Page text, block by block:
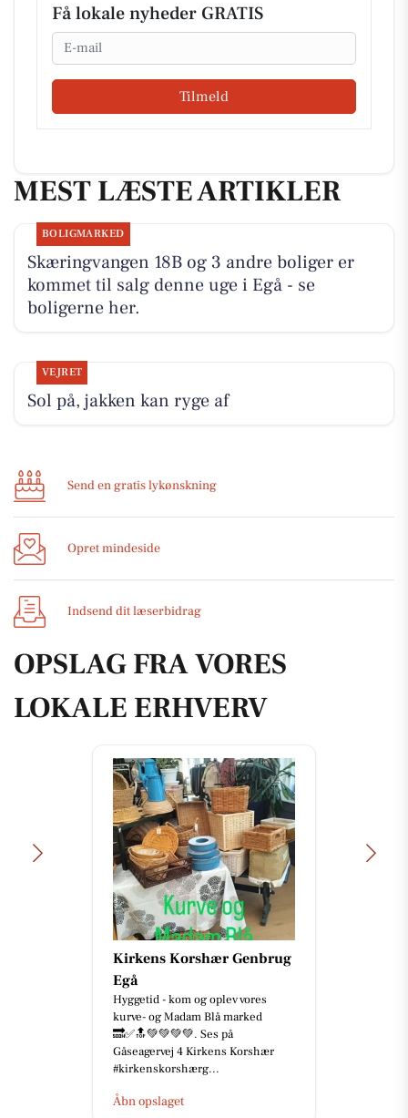
Få lokale nyheder GRATIS
Email
Tilmeld
MEST LÆSTE ARTIKLER
BOLIGMARKED
Skæringvangen 18B og 3 andre boliger er
kommet til salg denne uge i Egå - se
boligerne her.
VEJRET
Sol på, jakken kan ryge af
Send en gratis lykønskning
Opret mindeside
Indsend dit læserbidrag
OPSLAG FRA VORES
LOKALE ERHVERV
Kirkens Korshær Genbrug
Egå
Hyggetid - kom og oplev vores
kurve- og Madam Blå marked
🔜✅🔝💚💚💚💚. Ses på
Gåseagervej 4 Kirkens Korshær
#kirkenskorshærg...
Åbn opslaget